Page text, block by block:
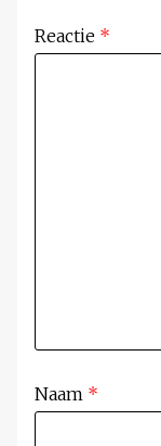
Reactie *
Naam *